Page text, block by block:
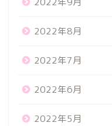
2022年8月
2022年7月
2022年6月
2022年5月